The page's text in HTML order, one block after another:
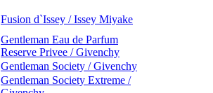
Fusion d`Issey / Issey Miyake
Gentleman Eau de Parfum
Reserve Privee / Givenchy
Gentleman Society / Givenchy
Gentleman Society Extreme /